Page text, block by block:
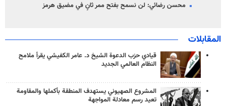
محسن رضائي: لن نسمح بفتح ممر ثانٍ في مضيق هرمز
المقابلات
قيادي حزب الدعوة الشيخ د. عامر الكفيشي يقرأ ملامح
النظام العالمي الجديد
المشروع الصهيوني يستهدف المنطقة بأكملها والمقاومة
تعيد رسم معادلة المواجهة